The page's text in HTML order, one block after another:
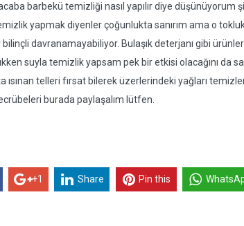
barbekü temizliği nasıl yapılır diye düşünüyorum
yapmak diyenler çoğunlukta sanırım ama o
davranamayabiliyor. Bulaşık deterjanı gibi
suyla temizlik yapsam pek bir etkisi olacağını da
ısınan telleri fırsat bilerek üzerlerindeki yağları
burada paylaşalım lütfen.
+1 Share Pin this